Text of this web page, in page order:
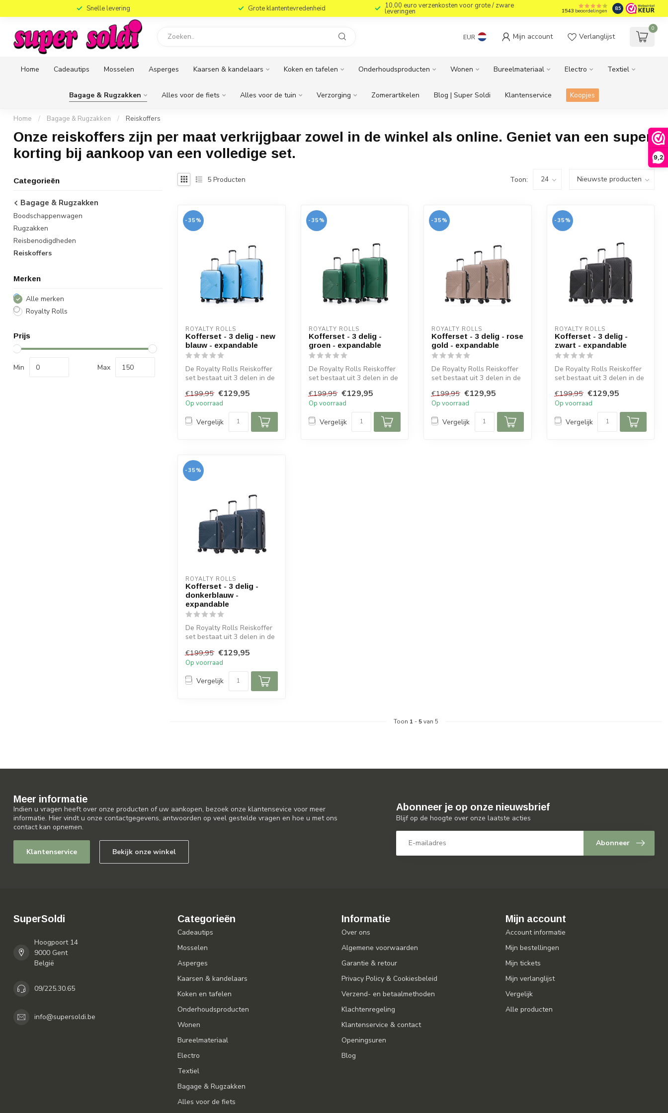
9,2
Snelle levering Grote klantentevredenheid 10,00 euro verzenkosten voor grote / zware
leveringen 1543beoordelingen 8.5
EUR Mijn account Verlanglijst
0
Home Cadeautips Mosselen Asperges Kaarsen & kandelaars Koken en tafelen Onderhoudsproducten Wonen Bureelmateriaal Electro Textiel
Bagage & Rugzakken Alles voor de fiets Alles voor de tuin Verzorging Zomerartikelen Blog | Super Soldi Klantenservice Koopjes
Home / Bagage & Rugzakken / Reiskoffers
Onze reiskoffers zijn per maat verkrijgbaar zowel in de winkel als online. Geniet van een super
korting bij aankoop van een volledige set.
Categorieën
Bagage & Rugzakken
Boodschappenwagen
Rugzakken
Reisbenodigdheden
Reiskoffers
Merken
Alle merken
Royalty Rolls
Prijs
Min Max
5 Producten Toon:
-35%
ROYALTY ROLLS
Kofferset - 3 delig - new
blauw - expandable
De Royalty Rolls Reiskoffer
set bestaat uit 3 delen in de
€199,95 €129,95
Op voorraad
Vergelijk
-35%
ROYALTY ROLLS
Kofferset - 3 delig -
groen - expandable
De Royalty Rolls Reiskoffer
set bestaat uit 3 delen in de
€199,95 €129,95
Op voorraad
Vergelijk
-35%
ROYALTY ROLLS
Kofferset - 3 delig - rose
gold - expandable
De Royalty Rolls Reiskoffer
set bestaat uit 3 delen in de
€199,95 €129,95
Op voorraad
Vergelijk
-35%
ROYALTY ROLLS
Kofferset - 3 delig -
zwart - expandable
De Royalty Rolls Reiskoffer
set bestaat uit 3 delen in de
€199,95 €129,95
Op voorraad
Vergelijk
-35%
ROYALTY ROLLS
Kofferset - 3 delig -
donkerblauw -
expandable
De Royalty Rolls Reiskoffer
set bestaat uit 3 delen in de
€199,95 €129,95
Op voorraad
Vergelijk
Toon 1 - 5van 5
Meer informatie
Indien u vragen heeft over onze producten of uw aankopen, bezoek onze klantensevice voor meer
informatie. Hier vindt u onze contactgegevens, antwoorden op veel gestelde vragen en hoe u met ons
contact kan opnemen.
Klantenservice Bekijk onze winkel
Abonneer je op onze nieuwsbrief
Blijf op de hoogte over onze laatste acties
Abonneer
SuperSoldi
Hoogpoort 14
9000 Gent
België
09/225.30.65
info@supersoldi.be
Categorieën
Cadeautips
Mosselen
Asperges
Kaarsen & kandelaars
Koken en tafelen
Onderhoudsproducten
Wonen
Bureelmateriaal
Electro
Textiel
Bagage & Rugzakken
Alles voor de fiets
Informatie
Over ons
Algemene voorwaarden
Garantie & retour
Privacy Policy & Cookiesbeleid
Verzend- en betaalmethoden
Klachtenregeling
Klantenservice & contact
Openingsuren
Blog
Mijn account
Account informatie
Mijn bestellingen
Mijn tickets
Mijn verlanglijst
Vergelijk
Alle producten